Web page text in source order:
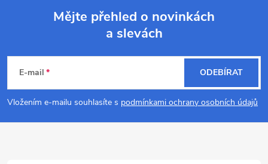
p
a
Mějte přehled o novinkách
a slevách
E-mail
Vložením e-mailu souhlasíte s podmínkami ochrany osobních údajů
ODEBÍRAT